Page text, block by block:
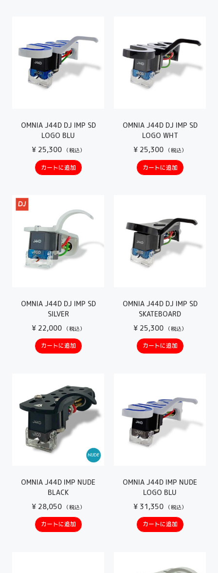
OMNIA J44D DJ IMP SD
LOGO BLU
¥25,300 （税込）
カートに追加
OMNIA J44D DJ IMP SD
LOGO WHT
¥25,300 （税込）
カートに追加
OMNIA J44D DJ IMP SD
SILVER
¥22,000 （税込）
カートに追加
OMNIA J44D DJ IMP SD
SKATEBOARD
¥25,300 （税込）
カートに追加
OMNIA J44D IMP NUDE
BLACK
¥28,050 （税込）
カートに追加
OMNIA J44D IMP NUDE
LOGO BLU
¥31,350 （税込）
カートに追加